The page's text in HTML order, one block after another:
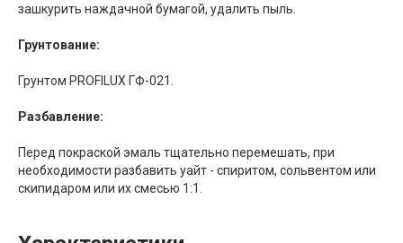
зашкурить наждачной бумагой, удалить пыль.
Грунтование:
Грунтом PROFILUX ГФ-021.
Разбавление:
Перед покраской эмаль тщательно перемешать, при
необходимости разбавить уайт - спиритом, сольвентом или
скипидаром или их смесью 1:1.